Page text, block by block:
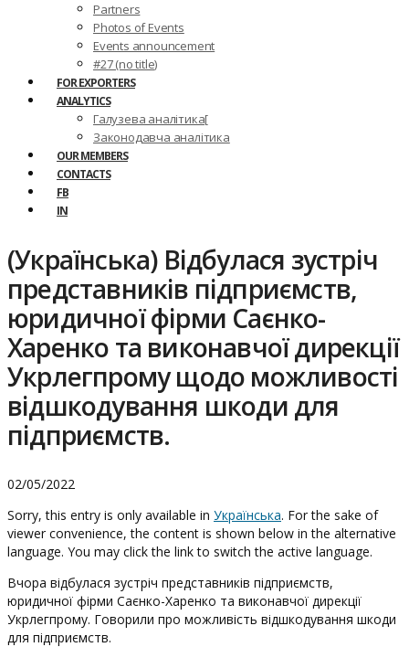
Partners
Photos of Events
Events announcement
#27 (no title)
FOR EXPORTERS
ANALYTICS
Галузева аналітика[
Законодавча аналітика
OUR MEMBERS
CONTACTS
FB
IN
(Українська) Відбулася зустріч
представників підприємств,
юридичної фірми Саєнко-
Харенко та виконавчої дирекції
Укрлегпрому щодо можливості
відшкодування шкоди для
підприємств.
02/05/2022
Sorry, this entry is only available in Українська. For the sake of
viewer convenience, the content is shown below in the alternative
language. You may click the link to switch the active language.
Вчора відбулася зустріч представників підприємств,
юридичної фірми Саєнко-Харенко та виконавчої дирекції
Укрлегпрому. Говорили про можливість відшкодування шкоди
для підприємств.